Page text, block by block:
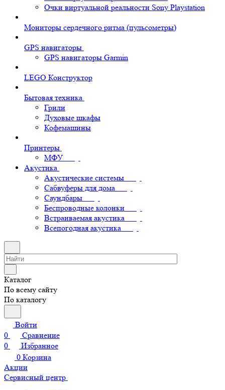
Очки виртуальной реальности Sony Playstation
Мониторы сердечного ритма (пульсометры)
GPS навигаторы
GPS навигаторы Garmin
LEGO Конструктор
Бытовая техника
Грили
Духовые шкафы
Кофемашины
Принтеры
МФУ
Акустика
Акустические системы
Сабвуферы для дома
Саундбары
Беспроводные колонки
Встраиваемая акустика
Всепогодная акустика
Каталог
По всему сайту
По каталогу
Войти
0
Сравнение
0
Избранное
0 Корзина
Акции
Сервисный центр